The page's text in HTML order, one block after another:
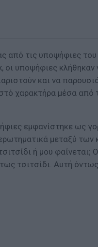
από τις υποψήφιες του
οι υποψήφιες κλήθηκαν
και να
χαρακτήρα μέσα από
εμφανίστηκε ως
μεταξύ των
ή μου φαίνεται;
τσιτσίδι. Αυτή όντως